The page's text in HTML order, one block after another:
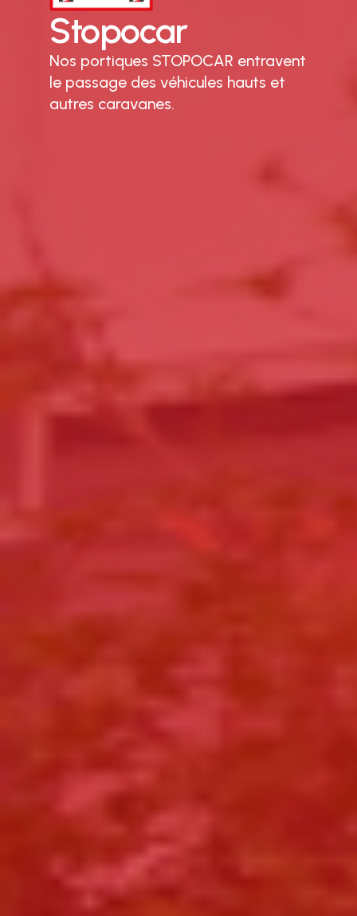
Stopocar
Nos portiques STOPOCAR entravent
le passage des véhicules hauts et
autres caravanes.